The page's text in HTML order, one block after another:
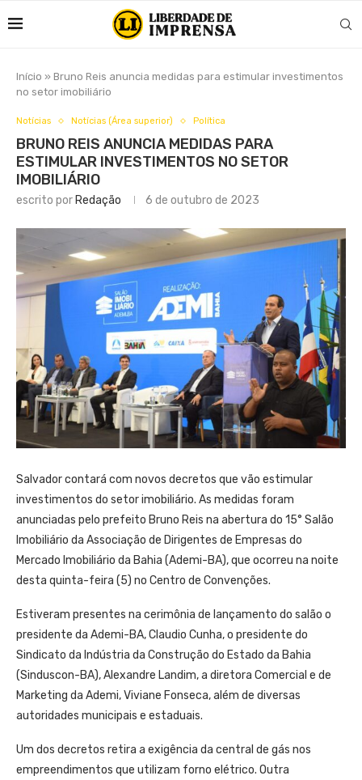
Início » Bruno Reis anuncia medidas para estimular investimentos
no setor imobiliário
Notícias Notícias (Área superior) Política
BRUNO REIS ANUNCIA MEDIDAS PARA
ESTIMULAR INVESTIMENTOS NO SETOR
IMOBILIÁRIO
escrito por Redação 6 de outubro de 2023
Salvador contará com novos decretos que vão estimular
investimentos do setor imobiliário. As medidas foram
anunciadas pelo prefeito Bruno Reis na abertura do 15° Salão
Imobiliário da Associação de Dirigentes de Empresas do
Mercado Imobiliário da Bahia (Ademi-BA), que ocorreu na noite
desta quinta-feira (5) no Centro de Convenções.
Estiveram presentes na cerimônia de lançamento do salão o
presidente da Ademi-BA, Claudio Cunha, o presidente do
Sindicato da Indústria da Construção do Estado da Bahia
(Sinduscon-BA), Alexandre Landim, a diretora Comercial e de
Marketing da Ademi, Viviane Fonseca, além de diversas
autoridades municipais e estaduais.
Um dos decretos retira a exigência da central de gás nos
empreendimentos que utilizam forno elétrico. Outra